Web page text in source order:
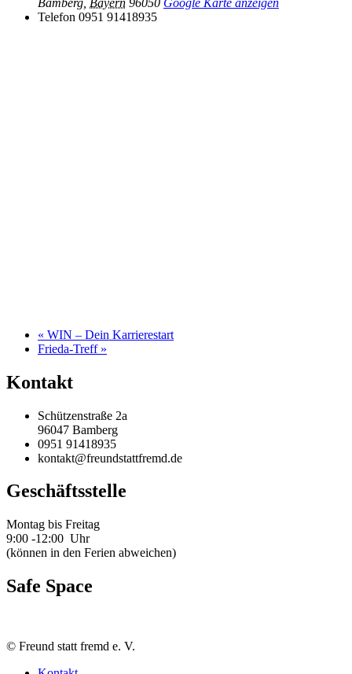
Telefon 0951 91418935
« WIN – Dein Karrierestart
Frieda-Treff »
Kontakt
Schützenstraße 2a
96047 Bamberg
0951 91418935
kontakt@freundstattfremd.de
Geschäftsstelle
Montag bis Freitag
9:00 -12:00 Uhr
(können in den Ferien abweichen)
Safe Space
© Freund statt fremd e. V.